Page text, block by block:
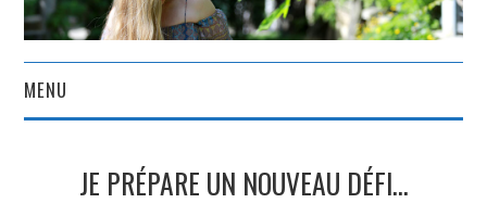
MENU
JE PRÉPARE UN NOUVEAU DÉFI…